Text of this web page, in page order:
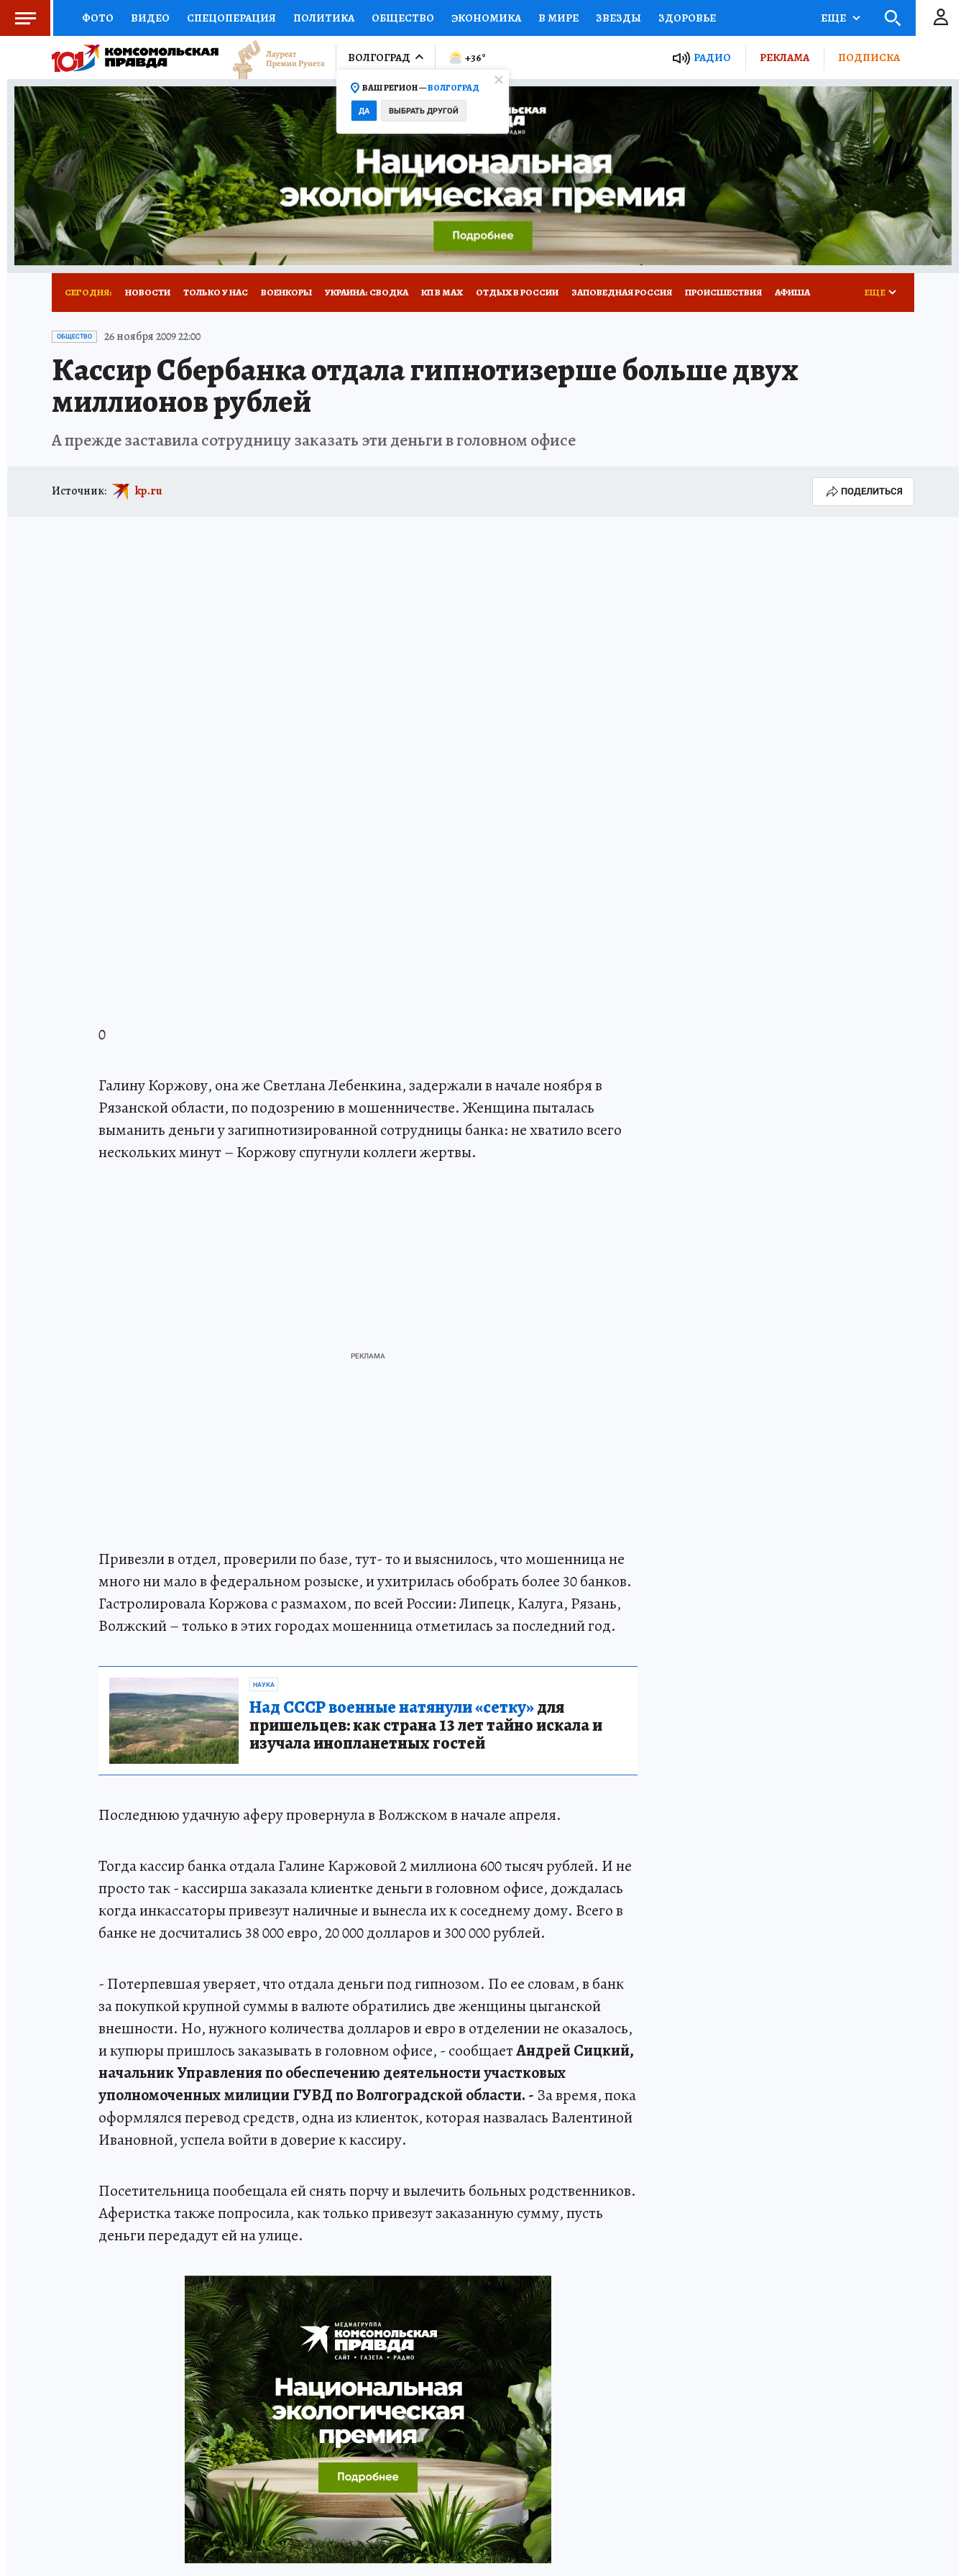
ФОТО ВИДЕО СПЕЦОПЕРАЦИЯ ПОЛИТИКА ОБЩЕСТВО ЭКОНОМИКА В МИРЕ ЗВЕЗДЫ ЗДОРОВЬЕ
СОЦПОДДЕРЖКА НАУКА СПОРТ КОЛУМНИСТЫ ПРОИСШЕСТВИЯ НАЦИОНАЛЬНЫЕ ПРОЕКТЫ РОССИИ
ВЫБОР ЭКСПЕРТОВ ДОКТОР ФИНАНСЫ ОТКРЫВАЕМ МИР Я ЗНАЮ СЕМЬЯ ЖЕНСКИЕ СЕКРЕТЫ ПУТЕВОДИТЕЛЬ
КНИЖНАЯ ПОЛКА ПРОГНОЗЫ НА СПОРТ ПРОМОКОДЫ СЕРИАЛЫ СПЕЦПРОЕКТЫ ДЕФИЦИТ ЖЕЛЕЗА ТУРИЗМ
ПРЕСС-ЦЕНТР НЕДВИЖИМОСТЬ ТЕЛЕВИЗОР КОЛЛЕКЦИИ КОНКУРСЫ РАБОТА У НАС ГИД ПОТРЕБИТЕЛЯ ВСЕ О КП
РАДИО КП РЕКЛАМА ТЕСТЫ НОВОЕ НА САЙТЕ
ЕЩЕ
ВОЛГОГРАД
ВАШ РЕГИОН —ВОЛГОГРАД
ДА ВЫБРАТЬ ДРУГОЙ
+36° РАДИО РЕКЛАМА ПОДПИСКА
СЕГОДНЯ: НОВОСТИ ТОЛЬКО У НАС ВОЕНКОРЫ УКРАИНА: СВОДКА КП В МАХ ОТДЫХ В РОССИИ ЗАПОВЕДНАЯ РОССИЯ ПРОИСШЕСТВИЯ АФИША
ИСПЫТАНО НА СЕБЕ
ЕЩЕ
ОБЩЕСТВО 26 ноября 2009 22:00
Кассир Сбербанка отдала гипнотизерше больше двух
миллионов рублей
А прежде заставила сотрудницу заказать эти деньги в головном офисе
Источник: kp.ru ПОДЕЛИТЬСЯ
0
Галину Коржову, она же Светлана Лебенкина, задержали в начале ноября в
Рязанской области, по подозрению в мошенничестве. Женщина пыталась
выманить деньги у загипнотизированной сотрудницы банка: не хватило всего
нескольких минут – Коржову спугнули коллеги жертвы.
Привезли в отдел, проверили по базе, тут- то и выяснилось, что мошенница не
много ни мало в федеральном розыске, и ухитрилась обобрать более 30 банков.
Гастролировала Коржова с размахом, по всей России: Липецк, Калуга, Рязань,
Волжский – только в этих городах мошенница отметилась за последний год.
НАУКА
Над СССР военные натянули «сетку»для
пришельцев: как страна 13 лет тайно искала и
изучала инопланетных гостей
Последнюю удачную аферу провернула в Волжском в начале апреля.
Тогда кассир банка отдала Галине Каржовой 2 миллиона 600 тысяч рублей. И не
просто так - кассирша заказала клиентке деньги в головном офисе, дождалась
когда инкассаторы привезут наличные и вынесла их к соседнему дому. Всего в
банке не досчитались 38 000 евро, 20 000 долларов и 300 000 рублей.
- Потерпевшая уверяет, что отдала деньги под гипнозом. По еe словам, в банк
за покупкой крупной суммы в валюте обратились две женщины цыганской
внешности. Но, нужного количества долларов и евро в отделении не оказалось,
и купюры пришлось заказывать в головном офисе, - сообщаетАндрей Сицкий,
начальник Управления по обеспечению деятельности участковых
уполномоченных милиции ГУВД по Волгоградской области. - За время, пока
оформлялся перевод средств, одна из клиенток, которая назвалась Валентиной
Ивановной, успела войти в доверие к кассиру.
Посетительница пообещала ей снять порчу и вылечить больных родственников.
Аферистка также попросила, как только привезут заказанную сумму, пусть
деньги передадут ей на улице.